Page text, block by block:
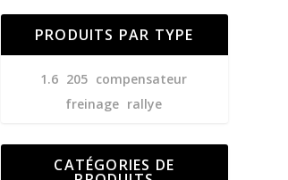
PRODUITS PAR TYPE
1.6 205 compensateur
freinage rallye
CATÉGORIES DE